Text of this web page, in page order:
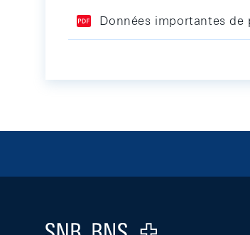
Données importantes
Logo